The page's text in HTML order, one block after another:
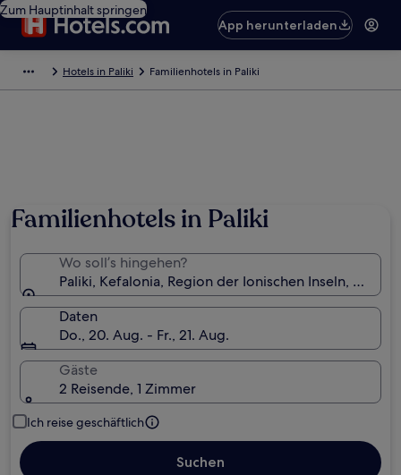
Zum Hauptinhalt springen
App herunterladen
Hotels in Paliki Familienhotels in Paliki
Familienhotels in Paliki
Wo soll’s hingehen?
Paliki, Kefalonia, Region der Ionischen Inseln,
Daten
Do., 20. Aug. - Fr., 21. Aug.
Gäste
2 Reisende, 1 Zimmer
Ich reise geschäftlich
Suchen